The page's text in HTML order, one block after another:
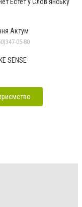
Актум
05-80
SENSE